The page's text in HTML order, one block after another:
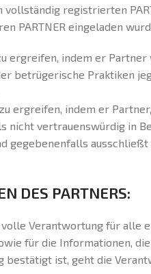
vollständig registrierten
PARTNER eingeladen
ergreifen, indem er Partner
betrügerische Praktiken
ergreifen, indem er
nicht vertrauenswürdig in
gegebenenfalls
DES PARTNERS:
volle Verantwortung für
für die Informationen,
bestätigt ist, geht die